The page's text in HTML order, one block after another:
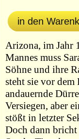
in den
Arizona, im Jahr
Mannes muss
Söhne und ihre
steht sie vor
andauernde
Versiegen, aber
stößt in letzter
Doch dann